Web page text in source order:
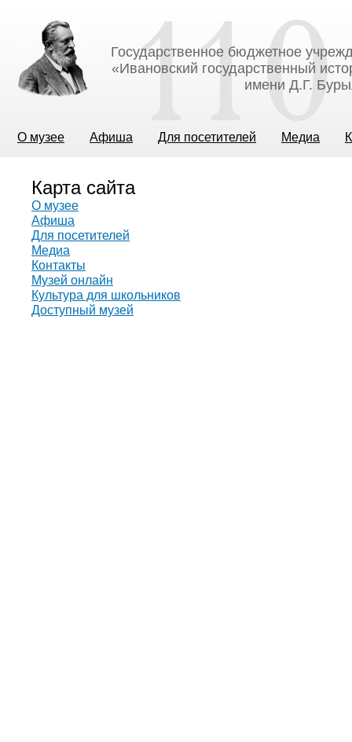
Государственное бюджетное
«Ивановский государственный
имени Д.Г.
О музее Афиша Для посетителей Медиа
Карта сайта
О музее
Афиша
Для посетителей
Медиа
Контакты
Музей онлайн
Культура для школьников
Доступный музей